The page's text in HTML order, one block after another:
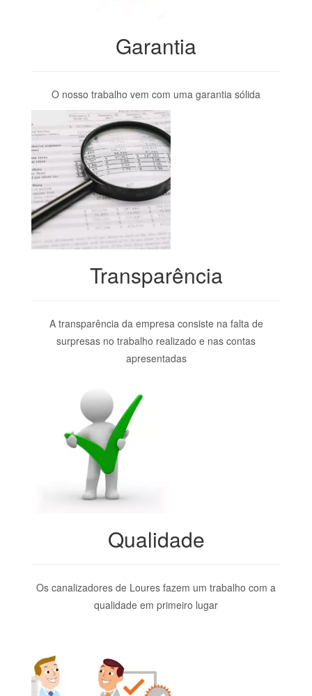
Garantia
O nosso trabalho vem com uma garantia sólida
Transparência
A transparência da empresa consiste na falta de
surpresas no trabalho realizado e nas contas
apresentadas
Qualidade
Os canalizadores de Loures fazem um trabalho com a
qualidade em primeiro lugar